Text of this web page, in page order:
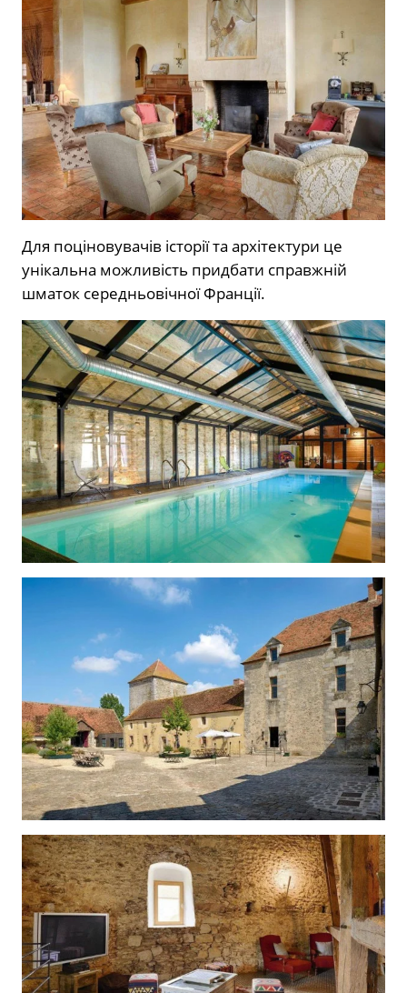
Для поціновувачів історії та архітектури це
унікальна можливість придбати справжній
шматок середньовічної Франції.